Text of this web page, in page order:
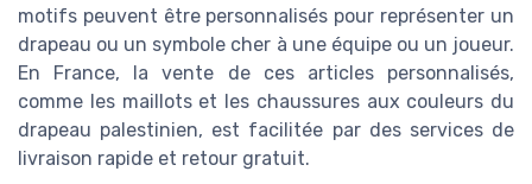
motifs peuvent être personnalisés pour représenter un
drapeau ou un symbole cher à une équipe ou un joueur.
En France, la vente de ces articles personnalisés,
comme les maillots et les chaussures aux couleurs du
drapeau palestinien, est facilitée par des services de
livraison rapide et retour gratuit.